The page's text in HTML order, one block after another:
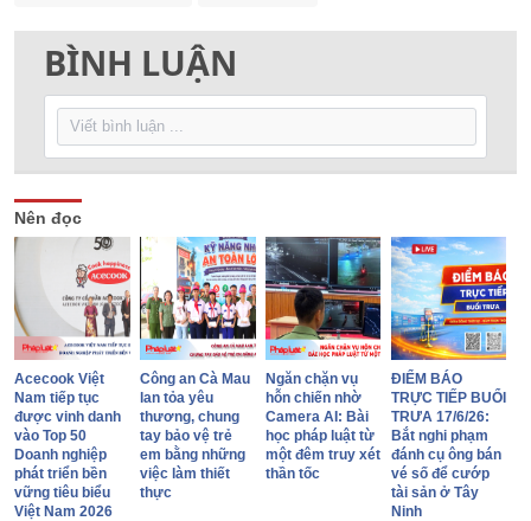
BÌNH LUẬN
Nên đọc
Acecook Việt
Nam tiếp tục
được vinh danh
vào Top 50
Doanh nghiệp
phát triển bền
vững tiêu biểu
Việt Nam 2026
Công an Cà Mau
lan tỏa yêu
thương, chung
tay bảo vệ trẻ
em bằng những
việc làm thiết
thực
Ngăn chặn vụ
hỗn chiến nhờ
Camera AI: Bài
học pháp luật từ
một đêm truy xét
thần tốc
ĐIỂM BÁO
TRỰC TIẾP BUỔI
TRƯA 17/6/26:
Bắt nghi phạm
đánh cụ ông bán
vé số để cướp
tài sản ở Tây
Ninh